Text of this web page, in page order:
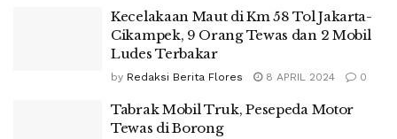
Kecelakaan Maut di Km 58 Tol Jakarta-
Cikampek, 9 Orang Tewas dan 2 Mobil
Ludes Terbakar
by Redaksi Berita Flores 8 APRIL 2024 0
Tabrak Mobil Truk, Pesepeda Motor
Tewas di Borong